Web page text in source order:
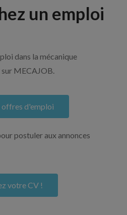
un emploi
dans la mécanique
MECAJOB.
offres d'emploi
postuler aux annonces
votre CV !